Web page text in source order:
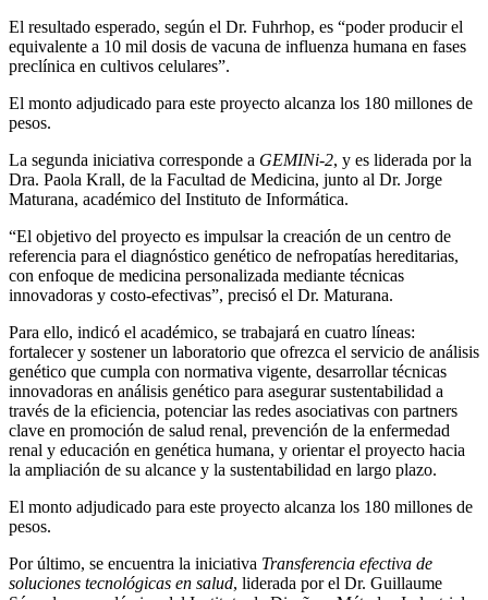
El resultado esperado, según el Dr. Fuhrhop, es “poder producir el
equivalente a 10 mil dosis de vacuna de influenza humana en fases
preclínica en cultivos celulares”.
El monto adjudicado para este proyecto alcanza los 180 millones de
pesos.
La segunda iniciativa corresponde a GEMINi-2, y es liderada por la
Dra. Paola Krall, de la Facultad de Medicina, junto al Dr. Jorge
Maturana, académico del Instituto de Informática.
“El objetivo del proyecto es impulsar la creación de un centro de
referencia para el diagnóstico genético de nefropatías hereditarias,
con enfoque de medicina personalizada mediante técnicas
innovadoras y costo-efectivas”, precisó el Dr. Maturana.
Para ello, indicó el académico, se trabajará en cuatro líneas:
fortalecer y sostener un laboratorio que ofrezca el servicio de análisis
genético que cumpla con normativa vigente, desarrollar técnicas
innovadoras en análisis genético para asegurar sustentabilidad a
través de la eficiencia, potenciar las redes asociativas con partners
clave en promoción de salud renal, prevención de la enfermedad
renal y educación en genética humana, y orientar el proyecto hacia
la ampliación de su alcance y la sustentabilidad en largo plazo.
El monto adjudicado para este proyecto alcanza los 180 millones de
pesos.
Por último, se encuentra la iniciativa Transferencia efectiva de
soluciones tecnológicas en salud, liderada por el Dr. Guillaume